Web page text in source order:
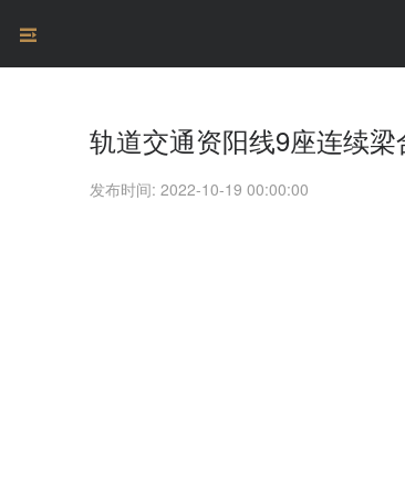
轨道交通资阳线9座连续
发布时间: 2022-10-19 00:00:00